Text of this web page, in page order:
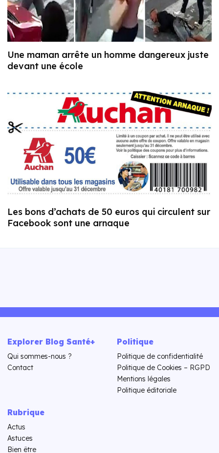
Une maman arrête un homme dangereux juste
devant une école
Les bons d’achats de 50 euros qui circulent sur
Facebook sont une arnaque
Explorer Blog Santé+
Qui sommes-nous ?
Contact
Politique
Politique de confidentialité
Politique de Cookies – RGPD
Mentions légales
Politique éditoriale
Rubrique
Actus
Astuces
Bien être